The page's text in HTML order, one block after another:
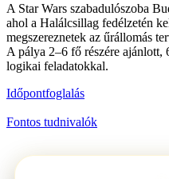
A Star Wars szabadulószoba
ahol a Halálcsillag fedélzetén
megszereznetek az űrállomás
A pálya 2–6 fő részére ajánlott,
logikai feladatokkal.
Időpontfoglalás
Fontos tudnivalók